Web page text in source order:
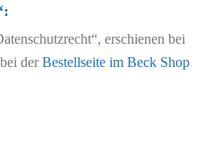
erschienen bei
derBestellseite im Beck Shop